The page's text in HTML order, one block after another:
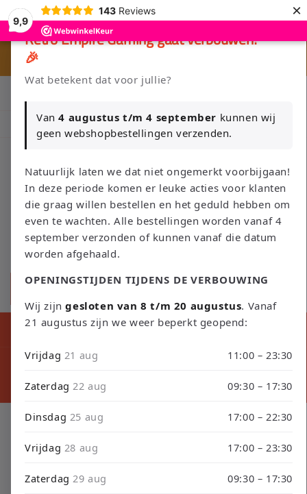
9,9
143 Reviews ×
Direkt
zum
Inhalt
Klik Hier en Verkoop je Game of TCG collectie aan Retro Empire
Nieuw: zoek je Magic-deck automatisch op in onze voorraad.
Warenkorb
Suchen
Kortingscode tijdens ons verbouwing10% Korting op Games en
⚠️ PLEASE NOTE: Orders placed from August 4 through
store renovation. Thank you for your understanding!
⚠️
Klachten
Het kan altijd voorkomen dat er iets niet helemaal gaat zoals
Retro Empire Gaming gaat verbouwen!
🎉
Wat betekent dat voor jullie?
Van4 augustus t/m 4 september kunnen wij
geen webshopbestellingen verzenden.
Natuurlijk laten we dat niet ongemerkt voorbijgaan!
In deze periode komen er leuke acties voor klanten
die graag willen bestellen en het geduld hebben om
even te wachten. Alle bestellingen worden vanaf 4
september verzonden of kunnen vanaf die datum
worden afgehaald.
OPENINGSTIJDEN TIJDENS DE VERBOUWING
Wij zijngesloten van 8 t/m 20 augustus. Vanaf
21 augustus zijn we weer beperkt geopend:
Vrijdag 21 aug 11:00 – 23:30
Zaterdag22 aug 09:30 – 17:30
Dinsdag 25 aug 17:00 – 22:30
Vrijdag 28 aug 17:00 – 23:30
Zaterdag29 aug 09:30 – 17:30